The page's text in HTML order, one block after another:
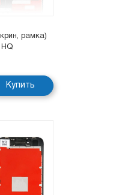
рамка)
Купить